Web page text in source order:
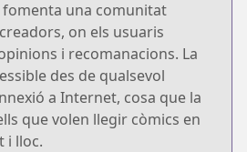
fomenta una comunitat
on els usuaris
i recomanacions. La
des de qualsevol
a Internet, cosa que la
que volen llegir còmics en
i lloc.